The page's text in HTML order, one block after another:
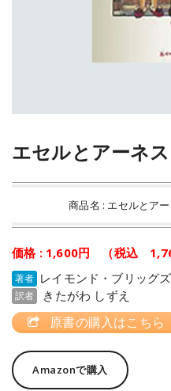
エセルとアーネ
商品名 : エセルとア
価格 : 1,600円 （税込
著者 レイモンド・ブリッグズ
訳者 きたがわ しずえ
原書の購入はこちら
Amazonで購入